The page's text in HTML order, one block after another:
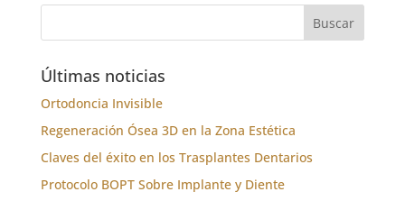
Últimas noticias
Ortodoncia Invisible
Regeneración Ósea 3D en la Zona Estética
Claves del éxito en los Trasplantes Dentarios
Protocolo BOPT Sobre Implante y Diente